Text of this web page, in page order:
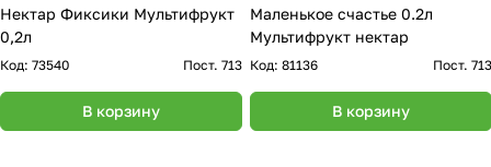
Нектар Фиксики Мультифрукт
0,2л
Код: 73540 Пост. 713
В корзину
Маленькое счастье 0.2л
Мультифрукт нектар
Код: 81136 Пост. 713
В корзину